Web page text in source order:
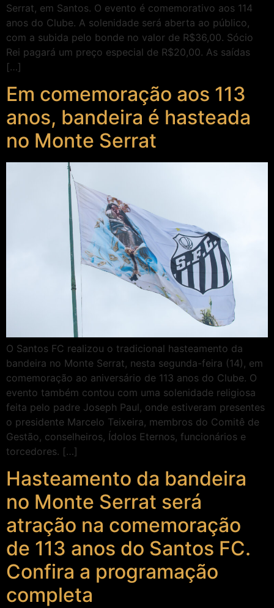
Serrat, em Santos. O evento é comemorativo aos 114
anos do Clube. A solenidade será aberta ao público,
com a subida pelo bonde no valor de R$36,00. Sócio
Rei pagará um preço especial de R$20,00. As saídas
[…]
Em comemoração aos 113
anos, bandeira é hasteada
no Monte Serrat
O Santos FC realizou o tradicional hasteamento da
bandeira no Monte Serrat, nesta segunda-feira (14), em
comemoração ao aniversário de 113 anos do Clube. O
evento também contou com uma solenidade religiosa
feita pelo padre Joseph Paul, onde estiveram presentes
o presidente Marcelo Teixeira, membros do Comitê de
Gestão, conselheiros, Ídolos Eternos, funcionários e
torcedores. […]
Hasteamento da bandeira
no Monte Serrat será
atração na comemoração
de 113 anos do Santos FC.
Confira a programação
completa